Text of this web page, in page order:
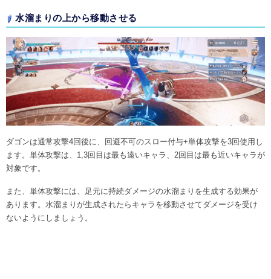
水溜まりの上から移動させる
ダゴンは通常攻撃4回後に、回避不可のスロー付与+単体攻撃を3回使用し
ます。単体攻撃は、1,3回目は最も遠いキャラ、2回目は最も近いキャラが
対象です。
また、単体攻撃には、足元に持続ダメージの水溜まりを生成する効果が
あります。水溜まりが生成されたらキャラを移動させてダメージを受け
ないようにしましょう。